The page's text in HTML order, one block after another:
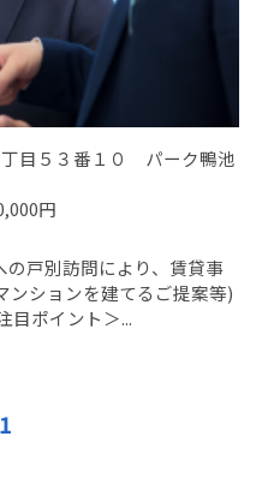
目５３番１０ パーク鴨池
円
の戸別訪問により、賃貸事
ンションを建てるご提案等)
目ポイント＞...
1